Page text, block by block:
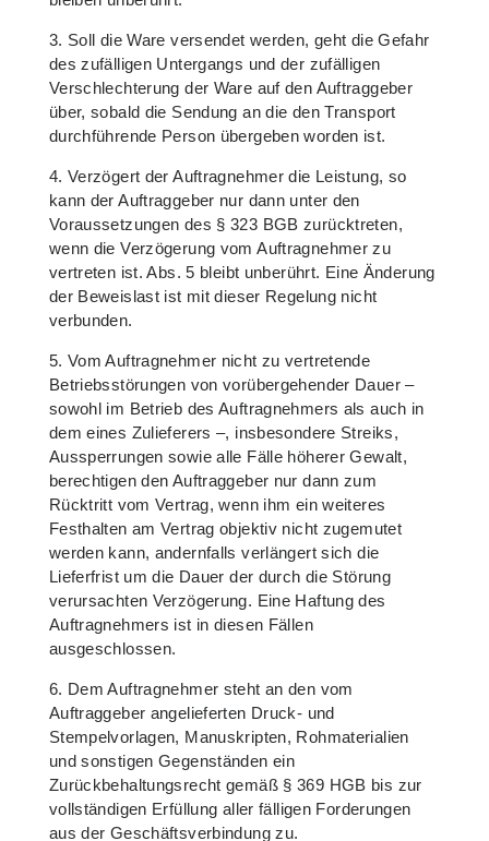
3. Soll die Ware versendet werden, geht die Gefahr
des zufälligen Untergangs und der zufälligen
Verschlechterung der Ware auf den Auftraggeber
über, sobald die Sendung an die den Transport
durchführende Person übergeben worden ist.
4. Verzögert der Auftragnehmer die Leistung, so
kann der Auftraggeber nur dann unter den
Voraussetzungen des § 323 BGB zurücktreten,
wenn die Verzögerung vom Auftragnehmer zu
vertreten ist. Abs. 5 bleibt unberührt. Eine Änderung
der Beweislast ist mit dieser Regelung nicht
verbunden.
5. Vom Auftragnehmer nicht zu vertretende
Betriebsstörungen von vorübergehender Dauer –
sowohl im Betrieb des Auftragnehmers als auch in
dem eines Zulieferers –, insbesondere Streiks,
Aussperrungen sowie alle Fälle höherer Gewalt,
berechtigen den Auftraggeber nur dann zum
Rücktritt vom Vertrag, wenn ihm ein weiteres
Festhalten am Vertrag objektiv nicht zugemutet
werden kann, andernfalls verlängert sich die
Lieferfrist um die Dauer der durch die Störung
verursachten Verzögerung. Eine Haftung des
Auftragnehmers ist in diesen Fällen
ausgeschlossen.
6. Dem Auftragnehmer steht an den vom
Auftraggeber angelieferten Druck- und
Stempelvorlagen, Manuskripten, Rohmaterialien
und sonstigen Gegenständen ein
Zurückbehaltungsrecht gemäß § 369 HGB bis zur
vollständigen Erfüllung aller fälligen Forderungen
aus der Geschäftsverbindung zu.